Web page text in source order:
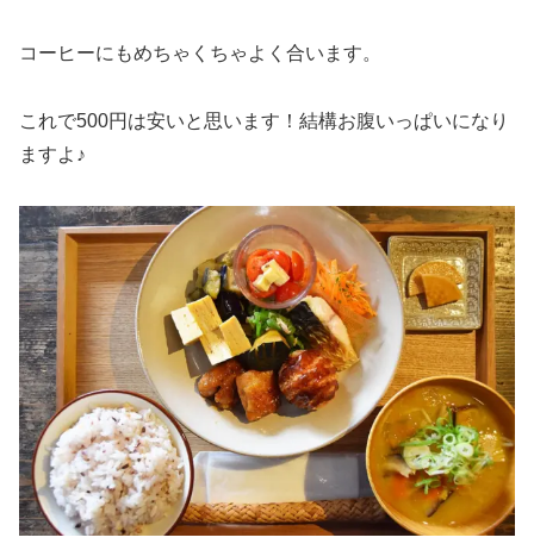
コーヒーにもめちゃくちゃよく合います。
これで500円は安いと思います！結構お腹いっぱいになり
ますよ♪